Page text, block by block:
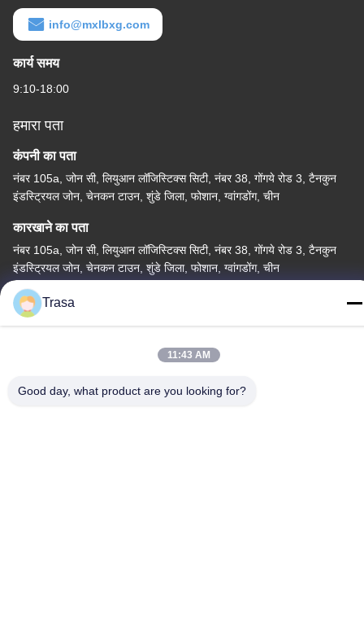
info@mxlbxg.com
कार्य समय
9:10-18:00
हमारा पता
कंपनी का पता
नंबर 105a, जोन सी, लियुआन लॉजिस्टिक्स सिटी, नंबर 38, गोंगये रोड 3, टैनकुन
इंडस्ट्रियल जोन, चेनकन टाउन, शुंडे जिला, फोशान, ग्वांगडोंग, चीन
कारखाने का पता
नंबर 105a, जोन सी, लियुआन लॉजिस्टिक्स सिटी, नंबर 38, गोंगये रोड 3, टैनकुन
इंडस्ट्रियल जोन, चेनकन टाउन, शुंडे जिला, फोशान, ग्वांगडोंग, चीन
टेलीफोन
86-757-29395138
Trasa
11:43 AM
Good day, what product are you looking for?